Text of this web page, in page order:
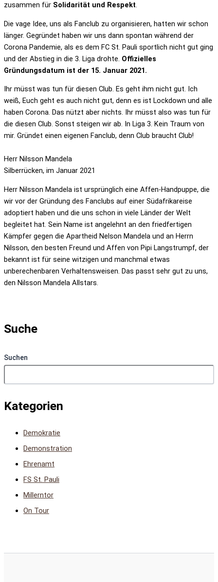
zusammen für Solidarität und Respekt.
Die vage Idee, uns als Fanclub zu organisieren, hatten wir schon
länger. Gegründet haben wir uns dann spontan während der
Corona Pandemie, als es dem FC St. Pauli sportlich nicht gut ging
und der Abstieg in die 3. Liga drohte. Offizielles
Gründungsdatum ist der 15. Januar 2021.
Ihr müsst was tun für diesen Club. Es geht ihm nicht gut. Ich
weiß, Euch geht es auch nicht gut, denn es ist Lockdown und alle
haben Corona. Das nützt aber nichts. Ihr müsst also was tun für
die diesen Club. Sonst steigen wir ab. In Liga 3. Kein Traum von
mir. Gründet einen eigenen Fanclub, denn Club braucht Club!
Herr Nilsson Mandela
Silberrücken, im Januar 2021
Herr Nilsson Mandela ist ursprünglich eine Affen-Handpuppe, die
wir vor der Gründung des Fanclubs auf einer Südafrikareise
adoptiert haben und die uns schon in viele Länder der Welt
begleitet hat. Sein Name ist angelehnt an den friedfertigen
Kämpfer gegen die Apartheid Nelson Mandela und an Herrn
Nilsson, den besten Freund und Affen von Pipi Langstrumpf, der
bekannt ist für seine witzigen und manchmal etwas
unberechenbaren Verhaltensweisen. Das passt sehr gut zu uns,
den Nilsson Mandela Allstars.
Suche
Suchen
Kategorien
Demokratie
Demonstration
Ehrenamt
FS St. Pauli
Millerntor
On Tour